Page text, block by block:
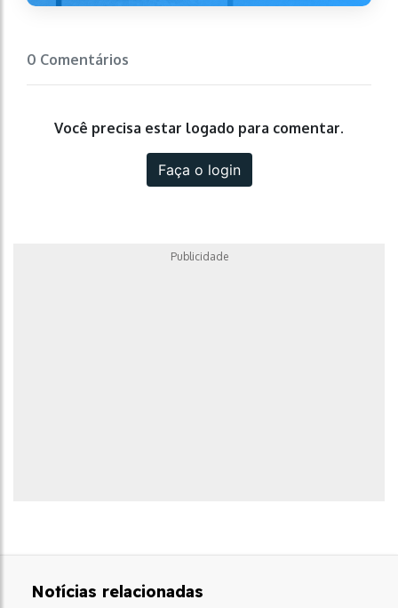
0 Comentários
Você precisa estar logado para comentar.
Faça o login
Publicidade
Notícias relacionadas